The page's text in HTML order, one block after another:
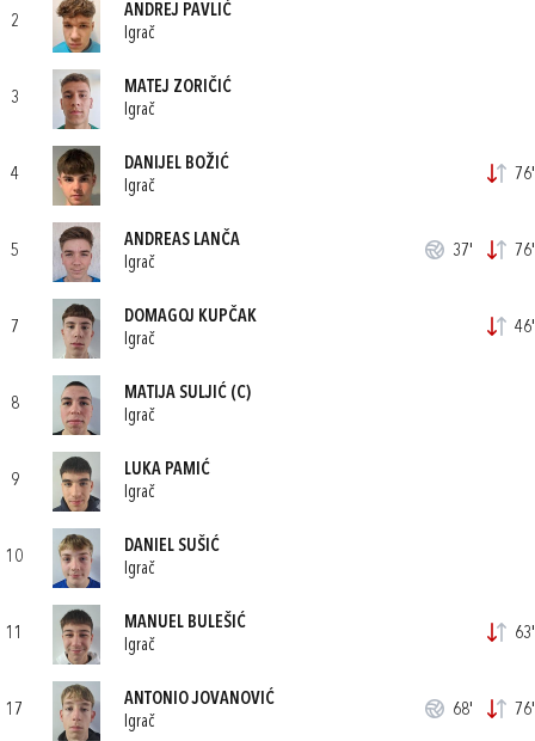
2
ANDREJ PAVLIĆ
Igrač
3
MATEJ ZORIČIĆ
Igrač
4
DANIJEL BOŽIĆ
Igrač
76'
5
ANDREAS LANČA
Igrač
37' 76'
7
DOMAGOJ KUPČAK
Igrač
46'
8
MATIJA SULJIĆ (C)
Igrač
9
LUKA PAMIĆ
Igrač
10
DANIEL SUŠIĆ
Igrač
11
MANUEL BULEŠIĆ
Igrač
63'
17
ANTONIO JOVANOVIĆ
Igrač
68' 76'